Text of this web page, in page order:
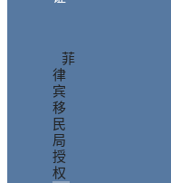
菲
律
宾
移
民
局
授
权